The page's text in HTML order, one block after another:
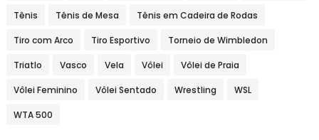
Tênis Tênis de Mesa Tênis em Cadeira de Rodas
Tiro com Arco Tiro Esportivo Torneio de Wimbledon
Triatlo Vasco Vela Vôlei Vôlei de Praia
Vôlei Feminino Vôlei Sentado Wrestling WSL
WTA 500